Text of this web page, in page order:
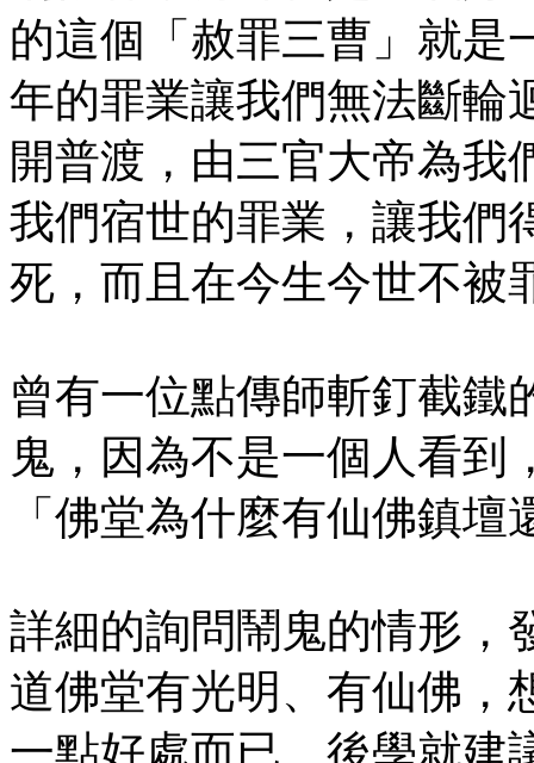
的這個「赦罪三曹」就是
年的罪業讓我們無法斷輪
開普渡，由三官大帝為我
我們宿世的罪業，讓我們
死，而且在今生今世不被
曾有一位點傳師斬釘截鐵
鬼，因為不是一個人看到
「佛堂為什麼有仙佛鎮壇
詳細的詢問鬧鬼的情形，
道佛堂有光明、有仙佛，
一點好處而已。後學就建